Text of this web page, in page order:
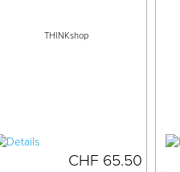
THINKshop
CHF 65.50